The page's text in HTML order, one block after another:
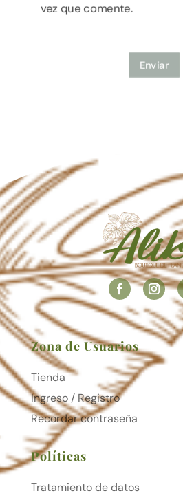
vez que comente.
Enviar
Zona de Usuarios
Tienda
Ingreso / Registro
Recordar contraseña
Políticas
Tratamiento de datos